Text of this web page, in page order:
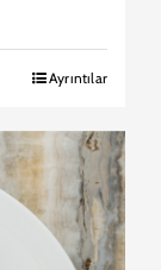
Ayrıntılar